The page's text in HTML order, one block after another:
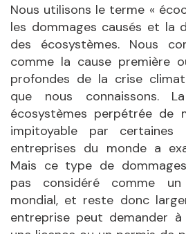
Nous utilisons le terme «
les dommages causés et la
des écosystèmes. Nous
comme la cause première
profondes de la crise
que nous connaissons.
écosystèmes perpétrée de
impitoyable par certaines
entreprises du monde a
Mais ce type de
pas considéré comme
mondial, et reste donc
entreprise peut demander